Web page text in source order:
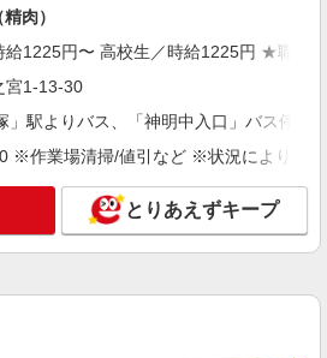
の項目をご確認ください。
川県平塚市四之宮1-13-30
パースタッフ（精肉）
：1288円（精肉） ※曜日・時間帯によっ
肉）
給1225円〜 高校生／時給1225円 ★職種
宮1-13-30
」駅よりバス、「神明中入口」バス停よ
※作業場清掃/値引など ※状況により一
とりあえずキープ